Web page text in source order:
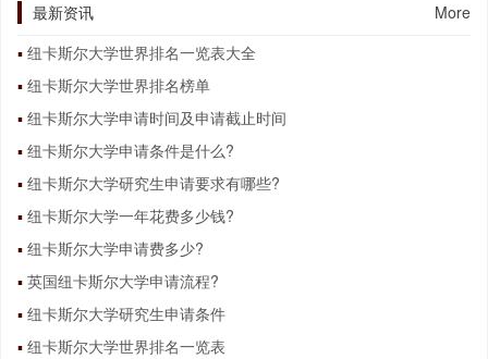
最新资讯
More
纽卡斯尔大学世界排名一览表大全
纽卡斯尔大学世界排名榜单
纽卡斯尔大学申请时间及申请截止时间
纽卡斯尔大学申请条件是什么?
纽卡斯尔大学研究生申请要求有哪些?
纽卡斯尔大学一年花费多少钱?
纽卡斯尔大学申请费多少?
英国纽卡斯尔大学申请流程?
纽卡斯尔大学研究生申请条件
纽卡斯尔大学世界排名一览表